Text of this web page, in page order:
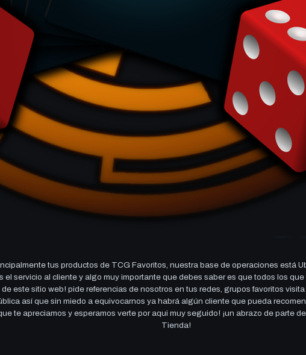
tus productos de TCG Favoritos, nuestra base de operaciones está
servicio al cliente y algo muy importante que debes saber es que todos los
este sitio web! pide referencias de nosotros en tus redes, grupos favoritos
así que sin miedo a equivocarnos ya habrá algún cliente que pueda
te apreciamos y esperamos verte por aqui muy seguido! ¡un abrazo de parte
Tienda!